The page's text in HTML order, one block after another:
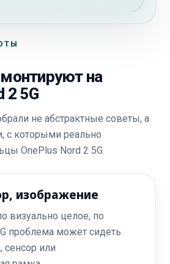
на
2 5G
не абстрактные советы, а
с которыми реально
OnePlus Nord 2 5G.
изображение
визуально целое, по
проблема может сидеть
сенсор или